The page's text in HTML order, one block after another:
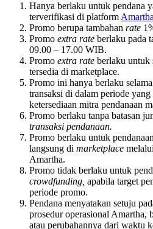
Hanya berlaku untuk pendana
terverifikasi di platform Amartha
Promo berupa tambahan rate
Promo extra rate berlaku pada
09.00 – 17.00 WIB.
Promo extra rate berlaku untuk
tersedia di marketplace.
Promo ini hanya berlaku
transaksi di dalam periode
ketersediaan mitra pendanaan
Promo berlaku tanpa batasan
transaksi pendanaan.
Promo berlaku untuk
langsung di marketplace
Amartha.
Promo tidak berlaku untuk
crowdfunding, apabila target
periode promo.
Pendana menyatakan setuju
prosedur operasional Amartha,
atau perubahannya dari waktu